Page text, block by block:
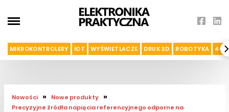
MIKROKONTROLERY IOT WYŚWIETLACZE DRUK 3D ROBOTYKA 4G I
Nowości » Nowe produkty »
Precyzyjne źródła napięcia referencyjnego odporne na